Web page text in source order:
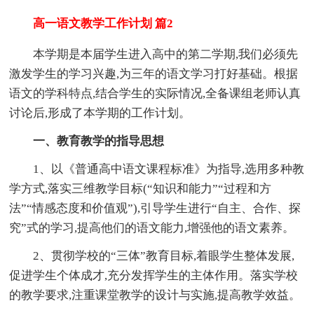
高一语文教学工作计划 篇2
本学期是本届学生进入高中的第二学期,我们必须先
激发学生的学习兴趣,为三年的语文学习打好基础。根据
语文的学科特点,结合学生的实际情况,全备课组老师认真
讨论后,形成了本学期的工作计划。
一、教育教学的指导思想
1、以《普通高中语文课程标准》为指导,选用多种教
学方式,落实三维教学目标(“知识和能力”“过程和方
法”“情感态度和价值观”),引导学生进行“自主、合作、探
究”式的学习,提高他们的语文能力,增强他的语文素养。
2、贯彻学校的“三体”教育目标,着眼学生整体发展,
促进学生个体成才,充分发挥学生的主体作用。落实学校
的教学要求,注重课堂教学的设计与实施,提高教学效益。